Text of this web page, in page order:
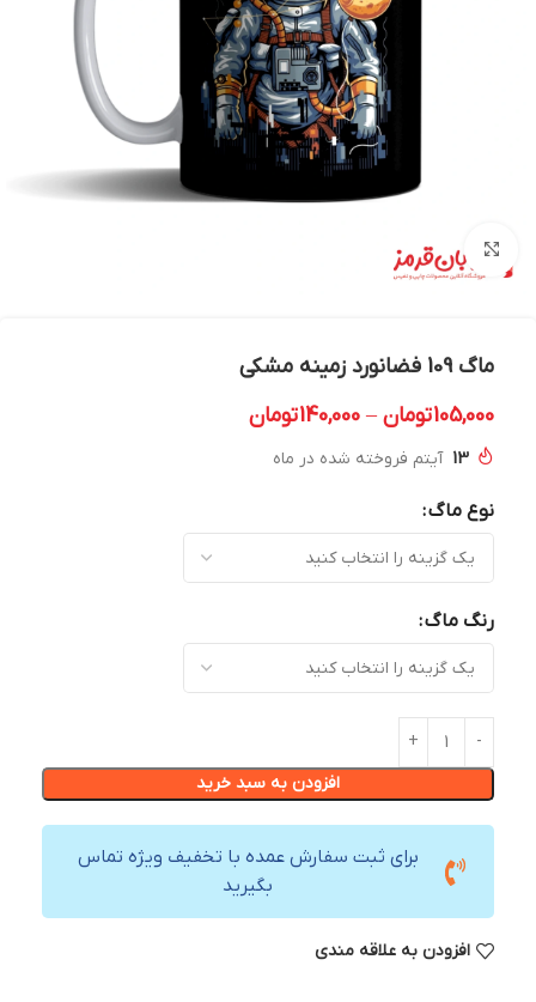
بزرگنمایی تصویر
ماگ 109 فضانورد زمینه مشکی
105,000تومان –
140,000تومان
13 آیتم فروخته شده در ماه
نوع ماگ
رنگ ماگ
افزودن به سبد خرید
برای ثبت سفارش عمده با تخفیف ویژه تماس
بگیرید
افزودن به علاقه مندی